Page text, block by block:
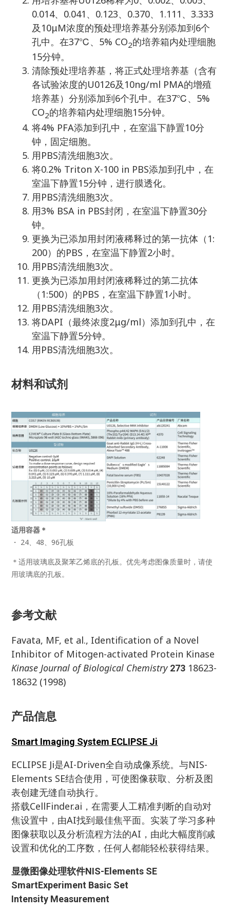
0.014、0.041、0.123、0.370、1.111、3.333
及10μM浓度的预处理培养基分别添加到6个
孔中。在37℃、5% CO2的培养箱内处理细胞
15分钟。
清除预处理培养基，将正式处理培养基（含有
各试验浓度的U0126及10ng/ml PMA的增殖
培养基）分别添加到6个孔中。在37℃、5%
CO2的培养箱内处理细胞15分钟。
将4% PFA添加到孔中，在室温下静置10分
钟，固定细胞。
用PBS清洗细胞3次。
将0.2% Triton X-100 in PBS添加到孔中，在
室温下静置15分钟，进行膜透化。
用PBS清洗细胞3次。
用3% BSA in PBS封闭，在室温下静置30分
钟。
更换为已添加用封闭液稀释过的第一抗体（1:
200）的PBS，在室温下静置2小时。
用PBS清洗细胞3次。
更换为已添加用封闭液稀释过的第二抗体
（1:500）的PBS，在室温下静置1小时。
用PBS清洗细胞3次。
将DAPI（最终浓度2μg/ml）添加到孔中，在
室温下静置5分钟。
用PBS清洗细胞3次。
材料和试剂
适用容器 ＊
・ 24、48、96孔板
＊适用玻璃底及聚苯乙烯底的孔板。优先考虑图像质量时，请使
用玻璃底的孔板。
参考文献
Favata, MF, et al., Identification of a Novel
Inhibitor of Mitogen-activated Protein Kinase
Kinase Journal of Biological Chemistry 273 18623-
18632 (1998)
产品信息
Smart Imaging System ECLIPSE Ji
ECLIPSE Ji是AI-Driven全自动成像系统。与NIS-
Elements SE结合使用，可使图像获取、分析及图
表创建无缝自动执行。
搭载CellFinder.ai，在需要人工精准判断的自动对
焦设置中，由AI找到最佳焦平面。实装了学习多种
图像获取以及分析流程方法的AI，由此大幅度削减
设置和优化的工序数，任何人都能轻松获得结果。
显微图像处理软件NIS-Elements SE
SmartExperiment Basic Set
Intensity Measurement